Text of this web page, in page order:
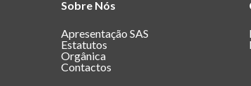
Youtube
Sobre Nós
Apresentação SAS
Estatutos
Orgânica
Contactos